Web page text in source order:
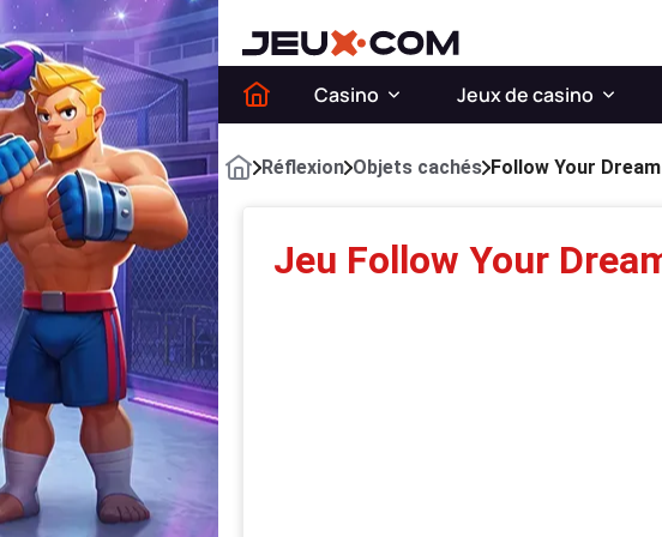
Casino Jeux de casino
Réflexion Objets cachés Follow Your Dream
Jeu Follow Your